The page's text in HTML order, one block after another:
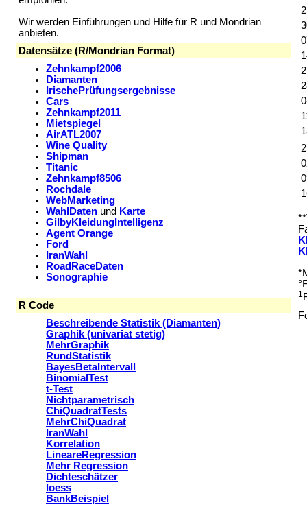
Wir werden Einführungen und Hilfe für R und Mondrian
anbieten.
Datensätze (R/Mondrian Format)
Zehnkampf2006
Diamanten
IrischePrüfungsergebnisse
Cars
Zehnkampf2011
Mietspiegel
AirATL2007
Wine Quality
Shipman
Titanic
Zehnkampf8506
Rochdale
WebMarketing
WahlDaten und Karte
GilbyKleidungIntelligenz
Agent Orange
Ford
IranWahl
RoadRaceDaten
Sonographie
R Code
Beschreibende Statistik (Diamanten)
Graphik (univariat stetig)
MehrGraphik
RundStatistik
BayesBetaIntervall
BinomialTest
t-Test
Nichtparametrisch
ChiQuadratTests
MehrChiQuadrat
IranWahl
Korrelation
LineareRegression
Mehr Regression
Dichteschätzer
loess
BankBeispiel
1